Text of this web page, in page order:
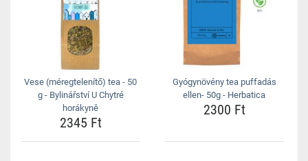
Vese (méregtelenítő) tea - 50
g - Bylinářství U Chytré
horákyně
2345 Ft
Gyógynövény tea puffadás
ellen- 50g - Herbatica
2300 Ft